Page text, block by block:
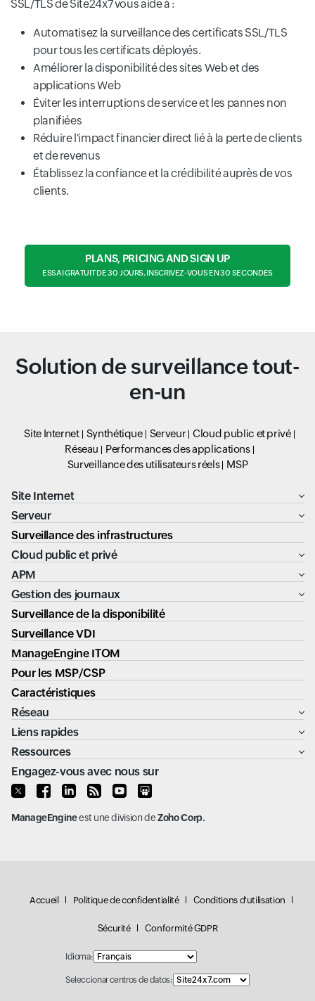
SSL/TLS de Site24x7 vous aide à :
Automatisez la surveillance des certificats SSL/TLS
pour tous les certificats déployés.
Améliorer la disponibilité des sites Web et des
applications Web
Éviter les interruptions de service et les pannes non
planifiées
Réduire l'impact financier direct lié à la perte de clients
et de revenus
Établissez la confiance et la crédibilité auprès de vos
clients.
PLANS, PRICING AND SIGN UP
ESSAI GRATUIT DE 30 JOURS, INSCRIVEZ-VOUS EN 30 SECONDES
Solution de surveillance tout-
en-un
Site Internet Synthétique Serveur
Cloud public et privé
Réseau
Performances des applications
Surveillance des utilisateurs réels
MSP
Site Internet
Serveur
Surveillance des infrastructures
Cloud public et privé
APM
Gestion des journaux
Surveillance de la disponibilité
Surveillance VDI
ManageEngine ITOM
Pour les MSP/CSP
Caractéristiques
Réseau
Liens rapides
Ressources
Engagez-vous avec nous sur
ManageEngineest une division deZoho Corp.
Accueil Politique de confidentialité Conditions d'utilisation
Sécurité Conformité GDPR
Idioma:
Seleccionar centros de datos: